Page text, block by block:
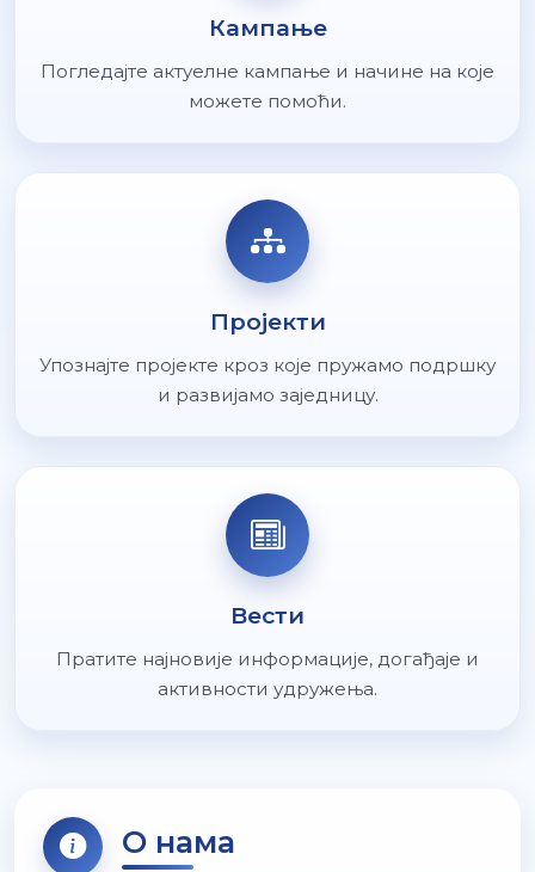
Кампање
Погледајте актуелне кампање и начине на које
можете помоћи.
Пројекти
Упознајте пројекте кроз које пружамо подршку
и развијамо заједницу.
Вести
Пратите најновије информације, догађаје и
активности удружења.
О нама